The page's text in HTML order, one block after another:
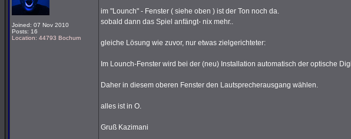
Joined: 07 Nov 2010
Posts: 16
Location: 44793 Bochum
im "Lounch" - Fenster ( siehe oben ) ist der Ton noch da.
sobald dann das Spiel anfängt- nix mehr..
gleiche Lösung wie zuvor, nur etwas zielgerichteter:
Im Lounch-Fenster wird bei der (neu) Installation automatisch der optische
Daher in diesem oberen Fenster den Lautsprecherausgang wählen.
alles ist in O.
Gruß Kazimani